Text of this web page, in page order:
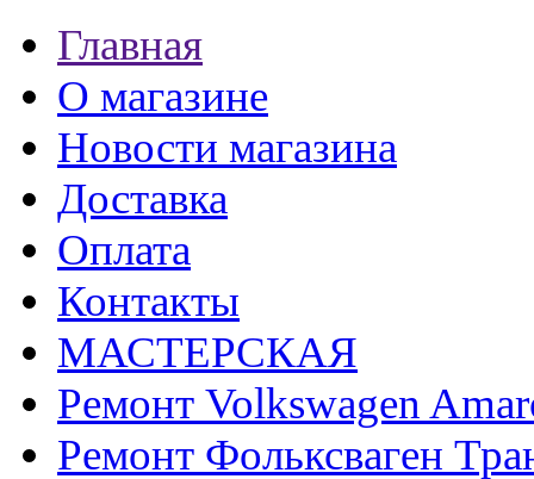
Главная
О магазине
Новости магазина
Доставка
Оплата
Контакты
МАСТЕРСКАЯ
Ремонт Volkswagen
Ремонт Фольксваген